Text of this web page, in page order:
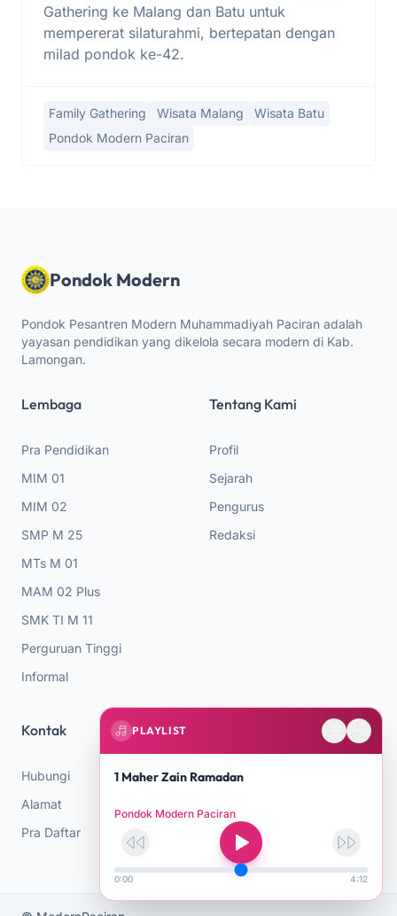
Gathering ke Malang dan Batu untuk
mempererat silaturahmi, bertepatan dengan
milad pondok ke-42.
Family Gathering Wisata Malang
Wisata Batu
Pondok Modern Paciran
Pondok Modern
Pondok Pesantren Modern Muhammadiyah Paciran adalah
yayasan pendidikan yang dikelola secara modern di Kab.
Lamongan.
Lembaga
Pra Pendidikan
MIM 01
MIM 02
SMP M 25
MTs M 01
MAM 02 Plus
SMK TI M 11
Perguruan Tinggi
Informal
Tentang Kami
Profil
Sejarah
Pengurus
Redaksi
Kontak
Hubungi
Alamat
Pra Daftar
PLAYLIST
1 Maher Zain Ramadan
Pondok Modern Paciran
0:00 4:12